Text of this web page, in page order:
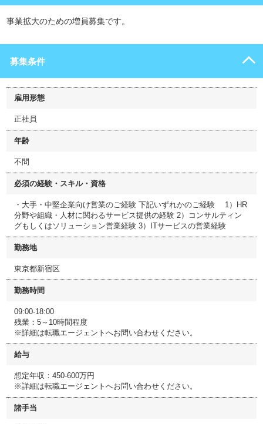
事業拡大のための増員募集です。
募集条件
雇用形態
正社員
年齢
不問
必須の経験・スキル・資格
・大手・中堅企業向け営業のご経験 下記いずれかのご経験 1）HR
分野や組織・人材に関わるサービス提供の経験 2）コンサルティン
グもしくはソリューション営業経験 3）ITサービスの営業経験
勤務地
東京都新宿区
勤務時間
09:00-18:00
残業：5～10時間程度
※詳細は転職エージェントへお問い合わせください。
給与
想定年収：450-600万円
※詳細は転職エージェントへお問い合わせください。
諸手当